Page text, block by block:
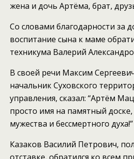
жена и дочь Артёма, брат,
Со словами благодарности за
воспитание сына к маме
техникума Валерий
В своей речи Максим
начальник Суховского
управления, сказал: “Артём
просто имя на памятный
мужества и бессмертного духа!”
Казаков Василий Петрович,